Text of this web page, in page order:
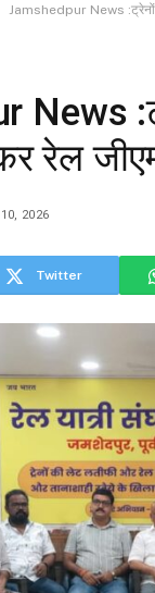
Jamshedpur News :ट्रेनों
News
रेल
2026
Twitter